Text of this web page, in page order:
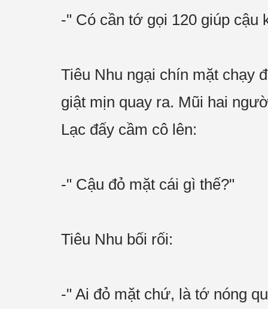
-" Có cần tớ gọi 120 giúp cậu
Tiêu Nhu ngại chín mặt chạy
giật mịn quay ra. Mũi hai
Lạc đấy cầm cô lên:
-" Cậu đỏ mặt cái gì thế?"
Tiêu Nhu bối rối:
-" Ai đỏ mặt chứ, là tớ nóng